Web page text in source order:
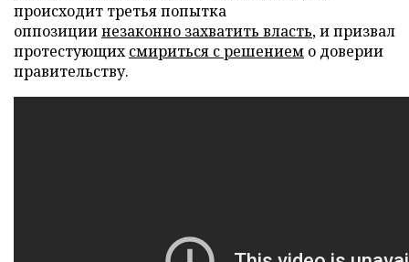
происходит третья попытка
оппозициинезаконно захватить власть, и призвал
протестующихсмириться срешением о доверии
правительству.